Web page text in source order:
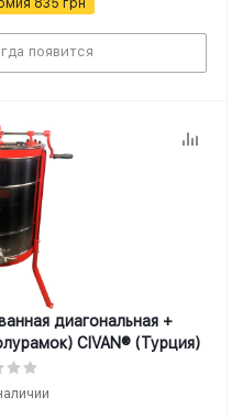
835 грн
появится
диагональная +
CIVAN® (Турция)